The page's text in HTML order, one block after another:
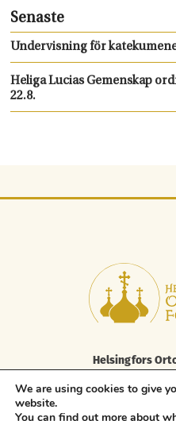
Senaste
Undervisning för
Heliga Lucias Gemenskap
22.8.
Helsingfors
Elisabetsgatan 29
tfn 09 85 646
We are using cookies to give
website.
You can find out more about